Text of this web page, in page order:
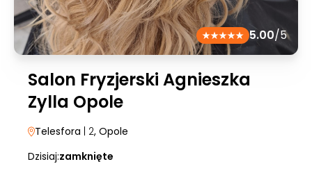
5.00/5
Salon Fryzjerski Agnieszka
Zylla Opole
Telesfora | 2, Opole
Dzisiaj:zamknięte